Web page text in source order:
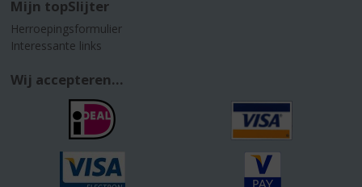
Mijn topSlijter
Herroepingsformulier
Interessante links
Wij accepteren...